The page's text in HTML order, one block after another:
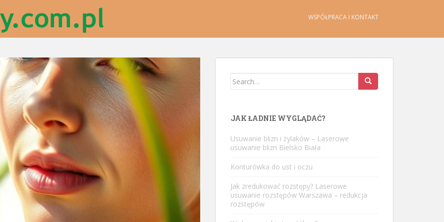
WSPÓŁPRACA I KONTAKT
Search
JAK ŁADNIE WYGLĄDAĆ?
Usuwanie blizn i żylaków – Laserowe
usuwanie blizn Bielsko Biała
Konturówka do ust i oczu
Jak zredukować rozstępy? Laserowe
usuwanie rozstępów Warszawa – redukcja
rozstępów